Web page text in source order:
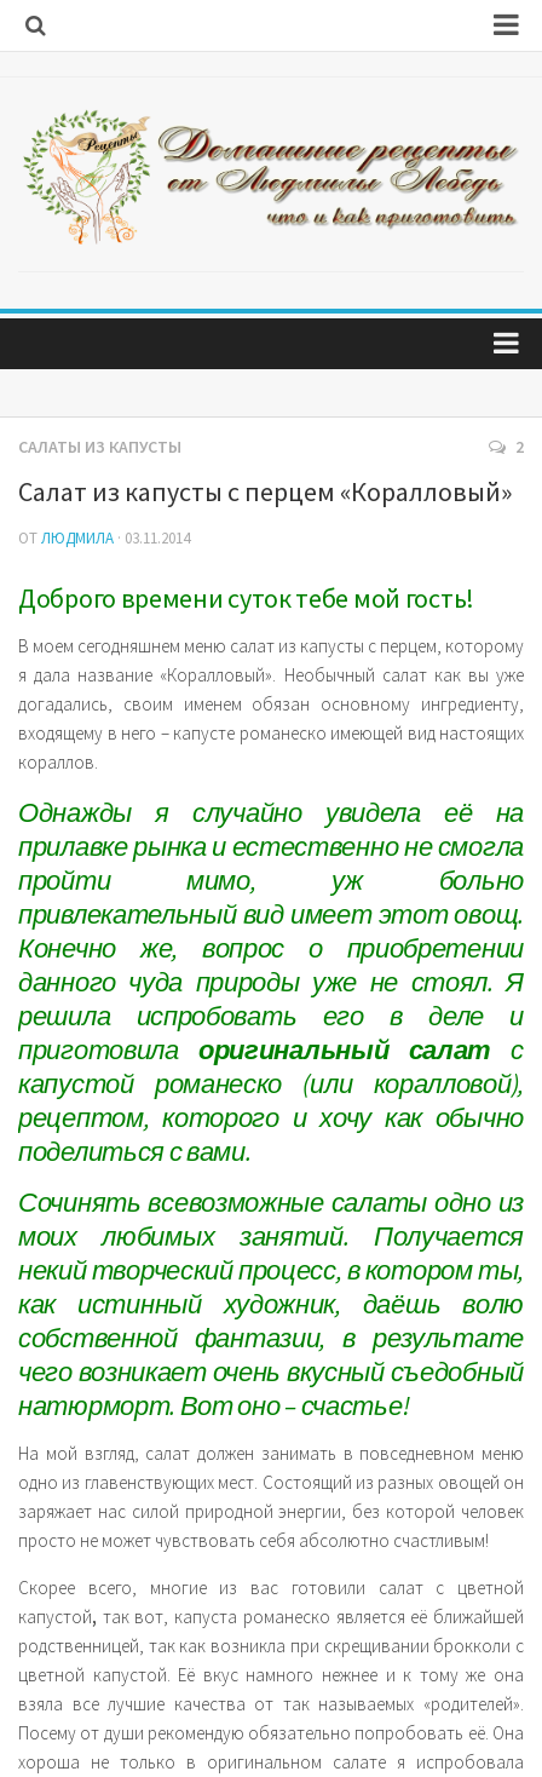
Вторые блюда
Салаты
Салаты из капусты
Блины и оладушки
Десерты
Напитки
Секреты простых продуктов
САЛАТЫ ИЗ КАПУСТЫ 2
Салат из капусты с перцем «Коралловый»
ОТЛЮДМИЛА · 03.11.2014
Доброго времени суток тебе мой гость!
В моем сегодняшнем меню салат из капусты с перцем, которому
я дала название «Коралловый». Необычный салат как вы уже
догадались, своим именем обязан основному ингредиенту,
входящему в него – капусте романеско имеющей вид настоящих
кораллов.
Однажды я случайно увидела её на
прилавке рынка и естественно не смогла
пройти мимо, уж больно
привлекательный вид имеет этот овощ.
Конечно же, вопрос о приобретении
данного чуда природы уже не стоял. Я
решила испробовать его в деле и
приготовила оригинальный салат с
капустой романеско (или коралловой),
рецептом, которого и хочу как обычно
поделиться с вами.
Сочинять всевозможные салаты одно из
моих любимых занятий. Получается
некий творческий процесс, в котором ты,
как истинный художник, даёшь волю
собственной фантазии, в результате
чего возникает очень вкусный съедобный
натюрморт. Вот оно – счастье!
На мой взгляд, салат должен занимать в повседневном меню
одно из главенствующих мест. Состоящий из разных овощей он
заряжает нас силой природной энергии, без которой человек
просто не может чувствовать себя абсолютно счастливым!
Скорее всего, многие из вас готовили салат с цветной
капустой, так вот, капуста романеско является её ближайшей
родственницей, так как возникла при скрещивании брокколи с
цветной капустой. Её вкус намного нежнее и к тому же она
взяла все лучшие качества от так называемых «родителей».
Посему от души рекомендую обязательно попробовать её. Она
хороша не только в оригинальном салате я испробовала